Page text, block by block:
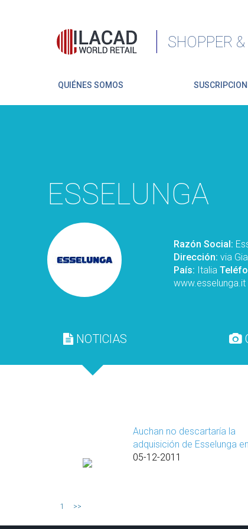
SHOPPER
QUIÉNES SOMOS
ESSELUNGA
Razón Social:
Dirección: via
País: Italia
www.esselunga.it
NOTICIAS
Auchan no descartaría la
adquisición de Esselunga
05-12-2011
1 >>